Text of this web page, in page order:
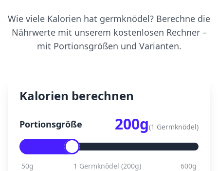
Wie viele Kalorien hat germknödel? Berechne die
Nährwerte mit unserem kostenlosen Rechner –
mit Portionsgrößen und Varianten.
Kalorien berechnen
Portionsgröße 200g(1 Germknödel)
50g 1 Germknödel (200g) 600g